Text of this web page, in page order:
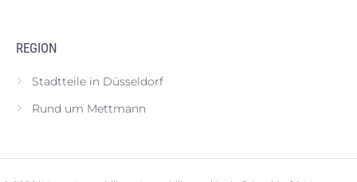
REGION
Stadtteile in Düsseldorf
Rund um Mettmann